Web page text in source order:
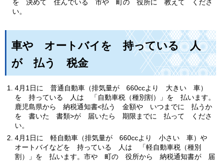
を 決めて 住んでいる 市や 町の 役所に 教えて くださ
い。
車や オートバイを 持っている 人
が 払う 税金
4月1日に 普通自動車（排気量が 660ccより 大きい 車）
を 持っている 人は 「自動車税（種別割）」を 払います。
鹿児島県から 納税通知書<払う 金額や いつまでに 払うか
を 書いた 書類>が 届いたら 期限までに 払って くださ
い。
4月1日に 軽自動車（排気量が 660ccより 小さい 車）や
オートバイなどを 持っている 人は 「軽自動車税（種別
割）」を 払います。市や 町の 役所から 納税通知書が 届